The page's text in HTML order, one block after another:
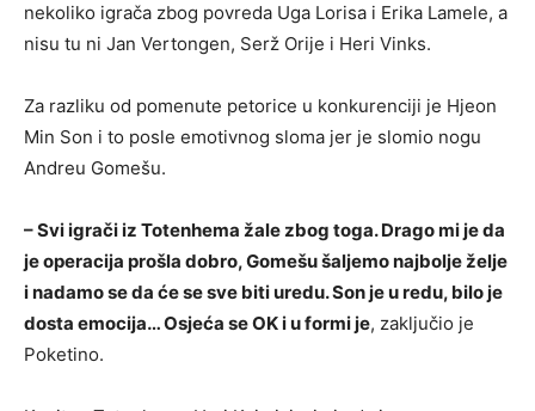
nekoliko igrača zbog povreda Uga Lorisa i Erika Lamele, a
nisu tu ni Jan Vertongen, Serž Orije i Heri Vinks.
Za razliku od pomenute petorice u konkurenciji je Hjeon
Min Son i to posle emotivnog sloma jer je slomio nogu
Andreu Gomešu.
– Svi igrači iz Totenhema žale zbog toga. Drago mi je da
je operacija prošla dobro, Gomešu šaljemo najbolje želje
i nadamo se da će se sve biti uredu. Son je u redu, bilo je
dosta emocija… Osjeća se OK i u formi je, zaključio je
Poketino.